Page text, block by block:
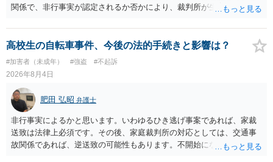
関係で、非行事実が認定されるか否かにより、裁判所が生育歴なども
ば無罪であり、非行がないのですから、その先の調査はないかと思い
ます。ご参考にしてください。
高校生の自転車事件、今後の法的手続きと影響は？
#加害者（未成年） #強盗 #不起訴
2026年8月4日
肥田 弘昭 弁護士
非行事実によるかと思います。いわゆるひき逃げ事案であれば、家裁
送致は法律上必須です。その後、家庭裁判所の対応としては、交通事
故関係であれば、逆送致の可能性もあります。不開始になるかどうか